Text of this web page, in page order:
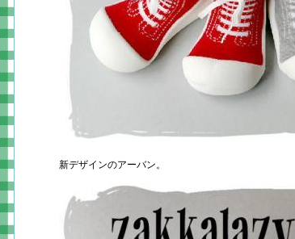
新デザインのアーバン。